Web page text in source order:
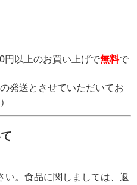
円以上のお買い上げで無料で
発送とさせていただいてお
い。食品に関しましては、返